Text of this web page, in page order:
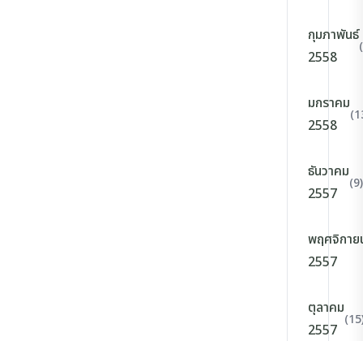
กุมภาพันธ์
2558
มกราคม
2558
ธันวาคม
2557
(9)
พฤศจิกาย
2557
ตุลาคม
2557